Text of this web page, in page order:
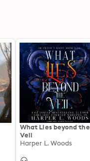
What Lies beyond the
Veil
Harper L. Woods